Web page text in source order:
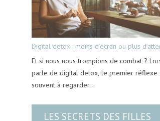
Digital detox : moins d’écran ou plus
Et si nous nous trompions de combat ?
parle de digital detox, le premier réflexe
souvent à regarder…
LES SECRETS DES FILLES